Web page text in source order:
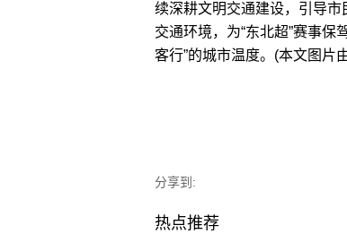
续深耕文明交通建设，引导
交通环境，为“东北超”赛事
客行”的城市温度。(本文图片
分享到:
热点推荐